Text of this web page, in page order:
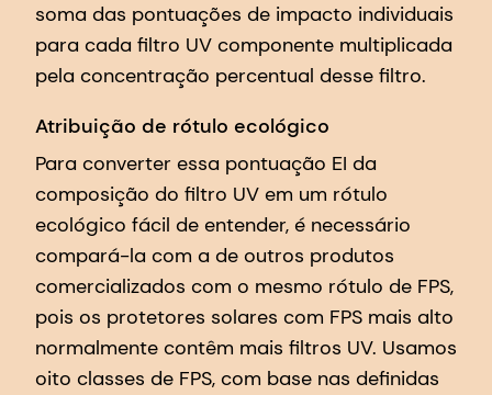
soma das pontuações de impacto individuais
para cada filtro UV componente multiplicada
pela concentração percentual desse filtro.
Atribuição de rótulo ecológico
Para converter essa pontuação EI da
composição do filtro UV em um rótulo
ecológico fácil de entender, é necessário
compará-la com a de outros produtos
comercializados com o mesmo rótulo de FPS,
pois os protetores solares com FPS mais alto
normalmente contêm mais filtros UV. Usamos
oito classes de FPS, com base nas definidas